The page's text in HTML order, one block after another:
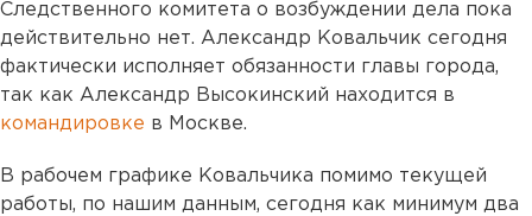
Следственного комитета о возбуждении дела пока
действительно нет. Александр Ковальчик сегодня
фактически исполняет обязанности главы города,
так как Александр Высокинский находится в
командировке в Москве.
В рабочем графике Ковальчика помимо текущей
работы, по нашим данным, сегодня как минимум два